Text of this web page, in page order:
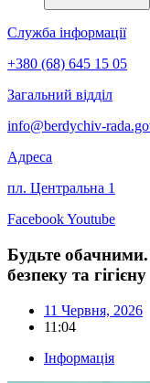
Служба інформації
+380 (68) 645 15 05
Загальний відділ
info@berdychiv-
Адреса
пл. Центральна 1
FacebookYoutube
Будьте
безпеку та гігієну
11 Червня, 2026
11:04
Інформація